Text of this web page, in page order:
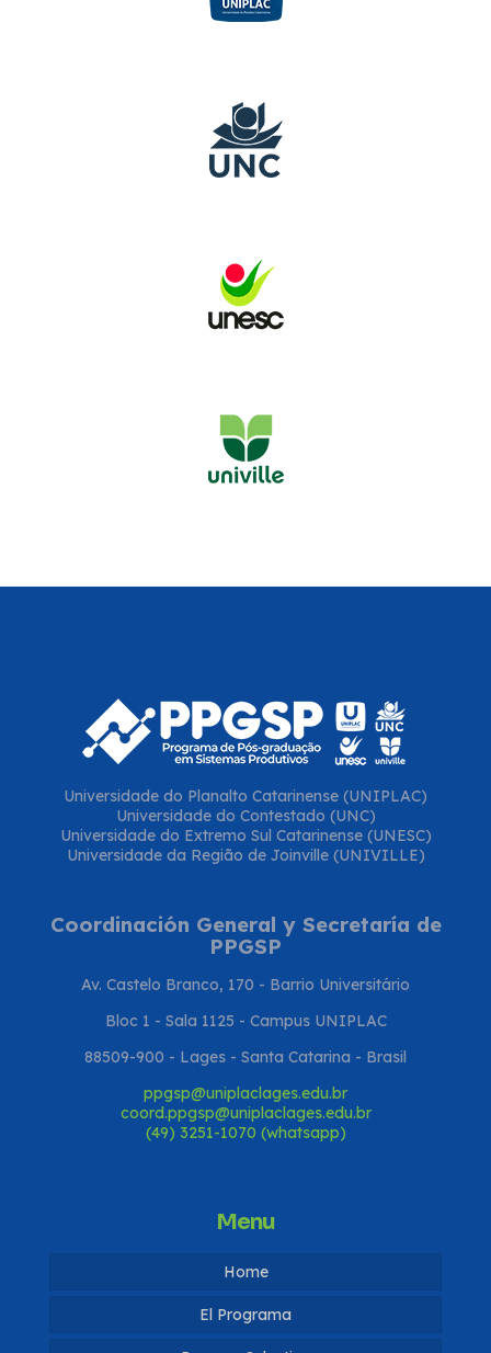
Universidade do Planalto Catarinense (UNIPLAC)
Universidade do Contestado (UNC)
Universidade do Extremo Sul Catarinense (UNESC)
Universidade da Região de Joinville (UNIVILLE)
Coordinación General y Secretaría de
PPGSP
Av. Castelo Branco, 170 - Barrio Universitário
Bloc 1 - Sala 1125 - Campus UNIPLAC
88509-900 - Lages - Santa Catarina - Brasil
ppgsp@uniplaclages.edu.br
coord.ppgsp@uniplaclages.edu.br
(49) 3251-1070 (whatsapp)
Menu
Home
El Programa